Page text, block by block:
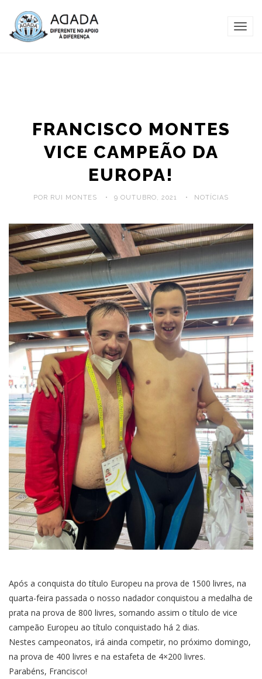
FRANCISCO MONTES
VICE CAMPEÃO DA
EUROPA!
POR RUI MONTES 9 OUTUBRO, 2021 NOTÍCIAS
Após a conquista do título Europeu na prova de 1500 livres, na
quarta-feira passada o nosso nadador conquistou a medalha de
prata na prova de 800 livres, somando assim o título de vice
campeão Europeu ao título conquistado há 2 dias.
Nestes campeonatos, irá ainda competir, no próximo domingo,
na prova de 400 livres e na estafeta de 4×200 livres.
Parabéns, Francisco!